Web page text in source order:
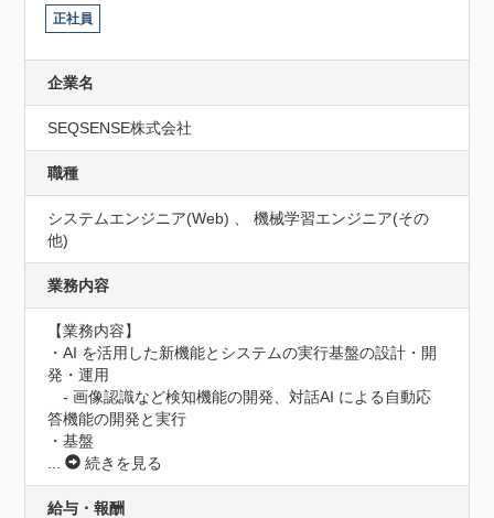
正社員
企業名
SEQSENSE株式会社
職種
システムエンジニア(Web) 、 機械学習エンジニア(その
他)
業務内容
【業務内容】
・AI を活用した新機能とシステムの実行基盤の設計・開
発・運用
- 画像認識など検知機能の開発、対話AI による自動応
答機能の開発と実行
・基盤
...
続きを見る
給与・報酬